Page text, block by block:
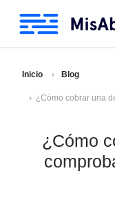
Inicio Blog
¿Cómo cobrar una
¿Cómo